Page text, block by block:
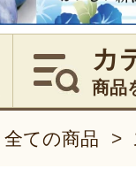
カ
商品
全ての商品 >